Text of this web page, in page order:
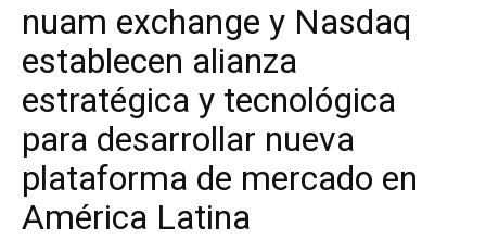
nuam exchange y Nasdaq
establecen alianza
estratégica y tecnológica
para desarrollar nueva
plataforma de mercado en
América Latina